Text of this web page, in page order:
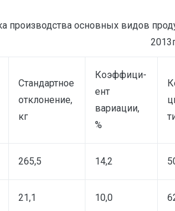
производства основных видов
Стандартное
отклонение,
кг
Коэффици-
ент
вариации,
%
265,5 14,2
21,1 10,0